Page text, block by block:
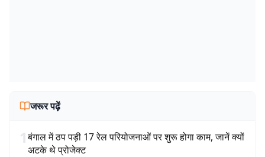
जरूर पढ़ें
1बंगाल में ठप पड़ी 17 रेल परियोजनाओं पर शुरू होगा काम, जानें क्यों
अटके थे प्रोजेक्ट